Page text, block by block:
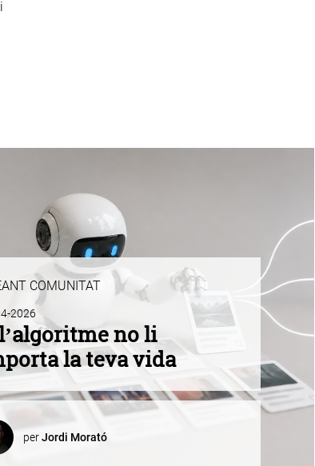
COMUNITAT
2026
no li
la teva vida
perJordi Morató